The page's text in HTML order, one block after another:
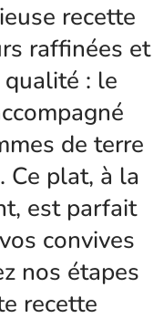
recette
raffinées et
: le
de terre
Ce plat, à la
est parfait
convives
nos étapes
recette